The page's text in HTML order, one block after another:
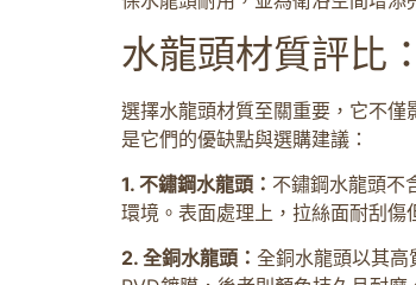
水龍頭材質評比
選擇水龍頭材質至關重要，它不
是它們的優缺點與選購建議：
1. 不鏽鋼水龍頭： 不鏽鋼水龍頭不
環境。表面處理上，拉絲面耐刮傷
2. 全銅水龍頭： 全銅水龍頭以其